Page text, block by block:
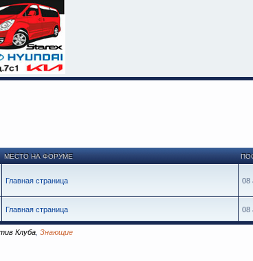
МЕСТО НА ФОРУМЕ
Главная страница 08
Главная страница 08
Клуба Знающие